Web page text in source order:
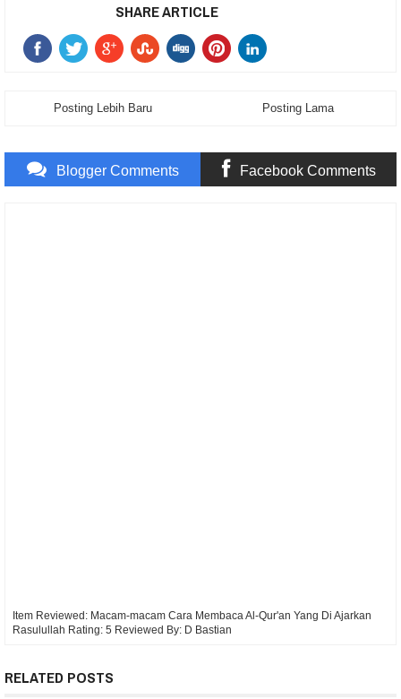
SHARE ARTICLE
Posting Lebih Baru Posting Lama
Blogger Comments Facebook Comments
Item Reviewed: Macam-macam Cara Membaca Al-Qur'an Yang Di Ajarkan
Rasulullah Rating: 5 Reviewed By: D Bastian
RELATED POSTS